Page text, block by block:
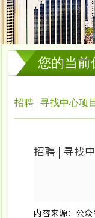
您的当前
招聘 | 寻找中心项